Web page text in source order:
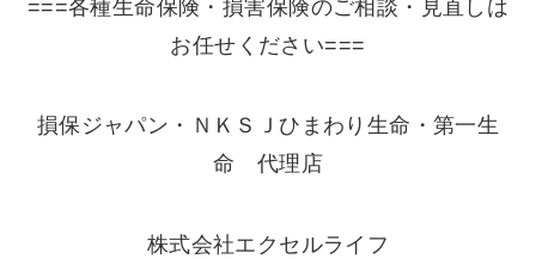
===各種生命保険・損害保険のご相談・見直しは
お任せください===
損保ジャパン・ＮＫＳＪひまわり生命・第一生
命 代理店
株式会社エクセルライフ